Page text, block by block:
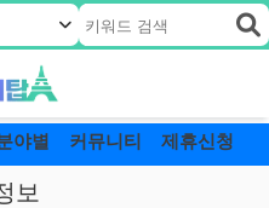
야별 커뮤니티 제휴신청
보